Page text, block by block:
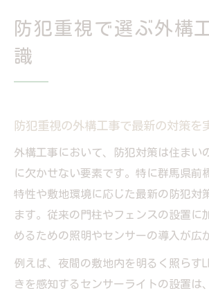
防犯重視で選ぶ外構
識
防犯重視の外構工事で最新の対策を
外構工事において、防犯対策は住まい
に欠かせない要素です。特に群馬県前
特性や敷地環境に応じた最新の防犯対
ます。従来の門柱やフェンスの設置に
めるための照明やセンサーの導入が広
例えば、夜間の敷地内を明るく照らす
きを感知するセンサーライトの設置は